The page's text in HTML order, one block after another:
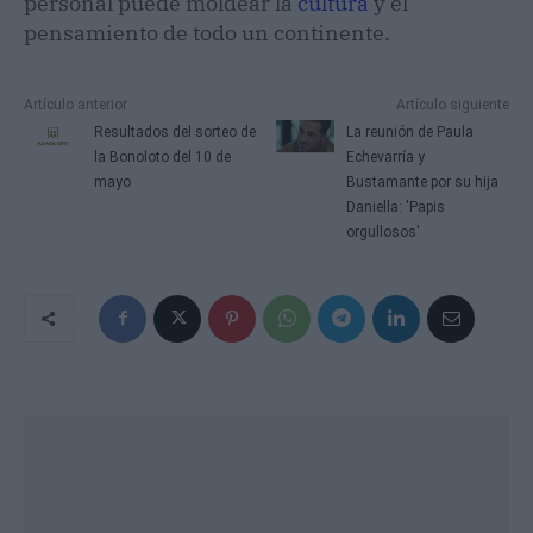
pensamiento de todo un continente.
Artículo anterior
Resultados del sorteo de
la Bonoloto del 10 de
mayo
Artículo siguiente
La reunión de Paula
Echevarría y
Bustamante por su hija
Daniella: 'Papis
orgullosos'